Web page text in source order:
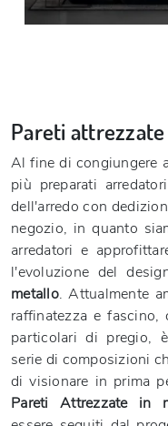
Pareti
Al fine di congiungere
più preparati
dell'arredo con
negozio, in quanto
arredatori e
l'evoluzione del
metallo. Attualmente
raffinatezza e
particolari di pregio,
serie di composizioni
di visionare in prima
Pareti Attrezzate
in